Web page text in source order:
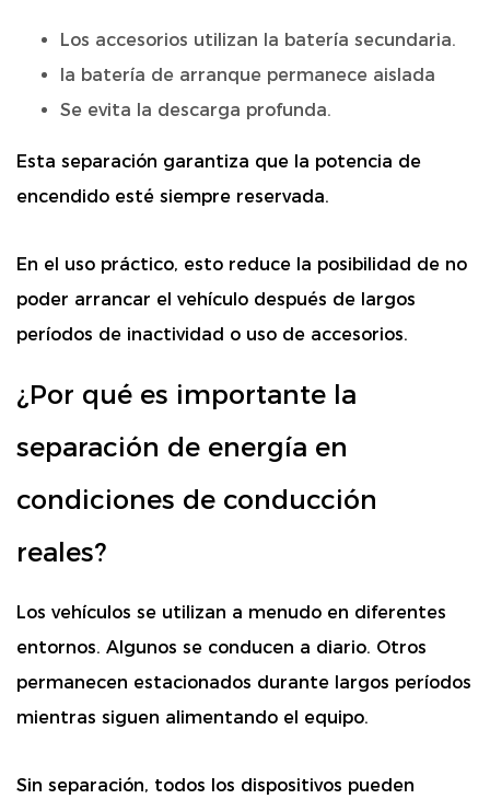
Los accesorios utilizan la batería secundaria.
la batería de arranque permanece aislada
Se evita la descarga profunda.
Esta separación garantiza que la potencia de
encendido esté siempre reservada.
En el uso práctico, esto reduce la posibilidad de no
poder arrancar el vehículo después de largos
períodos de inactividad o uso de accesorios.
¿Por qué es importante la
separación de energía en
condiciones de conducción
reales?
Los vehículos se utilizan a menudo en diferentes
entornos. Algunos se conducen a diario. Otros
permanecen estacionados durante largos períodos
mientras siguen alimentando el equipo.
Sin separación, todos los dispositivos pueden